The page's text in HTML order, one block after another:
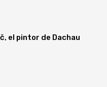
el pintor de Dachau